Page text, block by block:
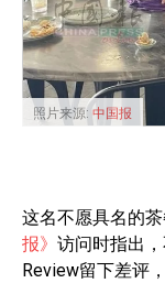
照片来源: 中国报
这名不愿具名的
报》 访问时指出
Review留下差评